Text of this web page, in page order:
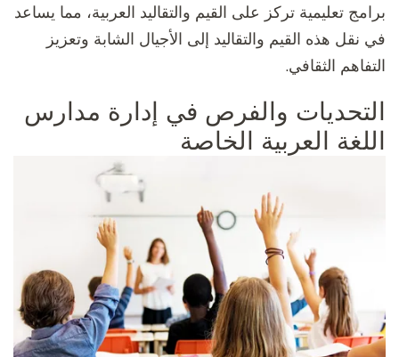
برامج تعليمية تركز على القيم والتقاليد العربية، مما يساعد
في نقل هذه القيم والتقاليد إلى الأجيال الشابة وتعزيز
التفاهم الثقافي.
التحديات والفرص في إدارة مدارس
اللغة العربية الخاصة